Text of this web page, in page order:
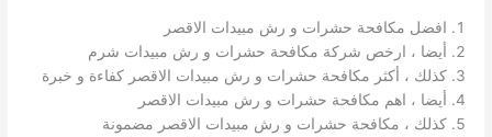
افضل مكافحة حشرات و رش مبيدات الاقصر
أيضا ، ارخص شركة مكافحة حشرات و رش مبيدات شرم
كذلك ، أكثر مكافحة حشرات و رش مبيدات الاقصر كفاءة و خبرة
أيضا ، اهم مكافحة حشرات و رش مبيدات الاقصر
كذلك ، مكافحة حشرات و رش مبيدات الاقصر مضمونة